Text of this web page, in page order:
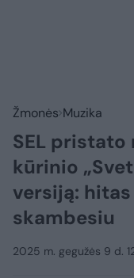
Žmonės Muzika
SEL pristato
kūrinio
versiją:
skambesiu
2025 m. gegužės 9 d.